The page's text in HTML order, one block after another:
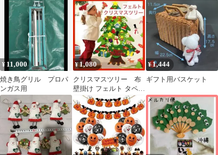
（龍、猪、キツネ、
鯛）
w16
ス オーナメント 置物
午年
¥ 11,000
焼き鳥グリル プロパ
ンガス用
¥1,080
クリスマスツリー 布
壁掛け フェルト タペス
トリー Xmas モンテッ
ソーリ
¥ 1,444
ギフト用バスケット